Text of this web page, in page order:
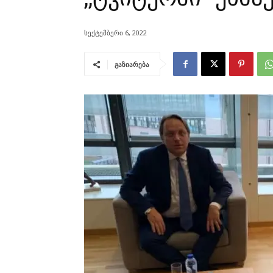
სექტემბერი 6, 2022
გაზიარება